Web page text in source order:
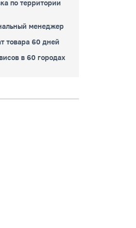
по территории
менеджер
товара 60 дней
в 60 городах